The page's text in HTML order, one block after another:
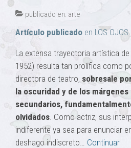
publicado en: arte
Artículo publicadoen LOS
La extensa trayectoria artística de
1952) resulta tan prolífica como
directora de teatro, sobresale
la oscuridad y de los
secundarios,
olvidados. Como actriz, sus
indiferente ya sea para enunciar
deshago indiscreto… Continuar